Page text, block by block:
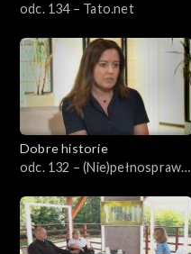
odc. 134 – Tato.net
Dobre historie
odc. 132 – (Nie)pełnosprawni